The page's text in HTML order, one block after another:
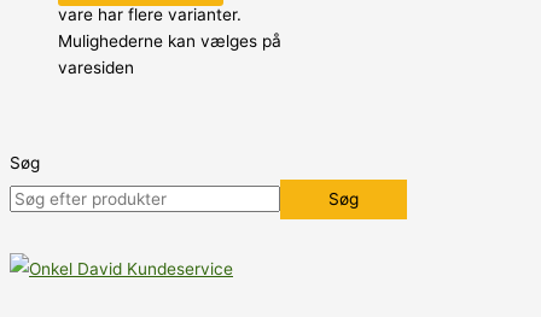
vare har flere varianter.
Mulighederne kan vælges på
varesiden
Søg
Søg